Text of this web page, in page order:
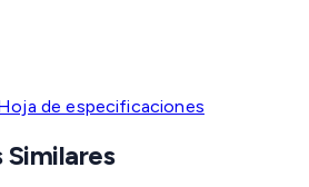
de especificaciones